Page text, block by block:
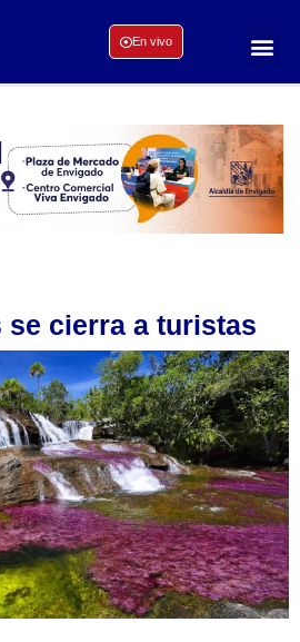
En vivo
se cierra a turistas